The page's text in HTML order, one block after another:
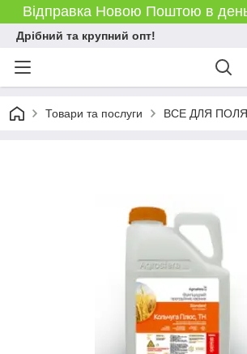
Відправка Новою Поштою в
Дрібний та крупний опт!
Товари та послуги ВСЕ ДЛЯ ПОЛЯ